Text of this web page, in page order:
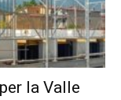
la Valle